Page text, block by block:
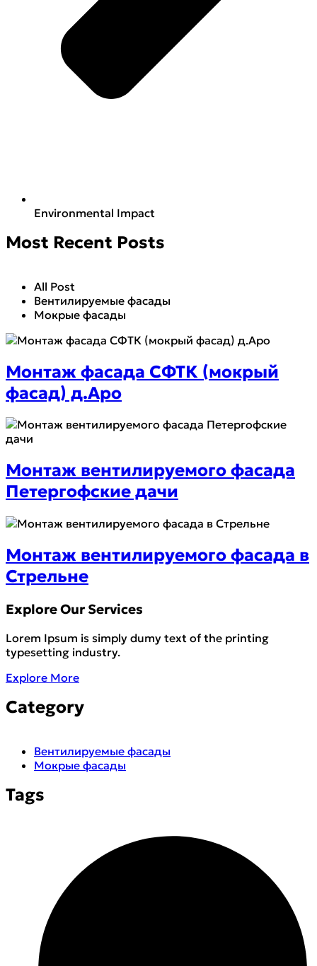
Environmental Impact
Most Recent Posts
All Post
Вентилируемые фасады
Мокрые фасады
Монтаж фасада СФТК (мокрый
фасад) д.Аро
Монтаж вентилируемого фасада
Петергофские дачи
Монтаж вентилируемого фасада в
Стрельне
Explore Our Services
Lorem Ipsum is simply dumy text of the printing
typesetting industry.
Explore More
Category
Вентилируемые фасады
Мокрые фасады
Tags